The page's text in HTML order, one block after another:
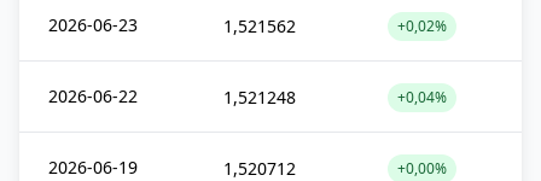
2026-06-23 1,521562 +0,02%
2026-06-22 1,521248 +0,04%
2026-06-19 1,520712 +0,00%